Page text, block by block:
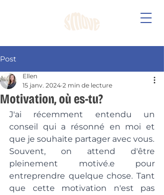
Post
Motivation, où es-tu?
Ellen
15 janv. 2024 2 min de lecture
J'ai récemment entendu un
conseil qui a résonné en moi et
Souvent, on attend d'être
pleinement motivé.e pour
entreprendre quelque chose. Tant
que cette motivation n'est pas